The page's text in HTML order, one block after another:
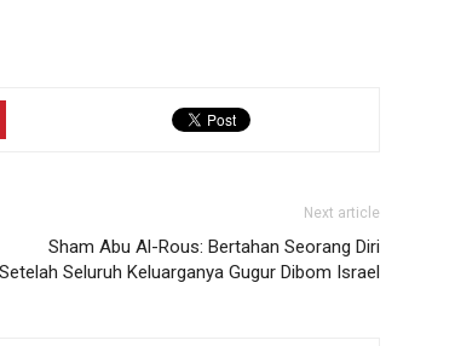
Next article
Sham Abu Al-Rous: Bertahan Seorang Diri
Setelah Seluruh Keluarganya Gugur Dibom Israel